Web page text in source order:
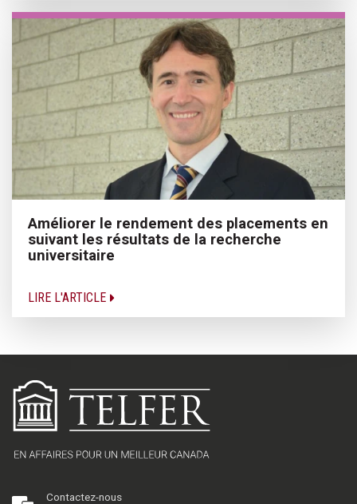
Améliorer le rendement des placements en
suivant les résultats de la recherche
universitaire
LIRE L'ARTICLE
Contactez-nous